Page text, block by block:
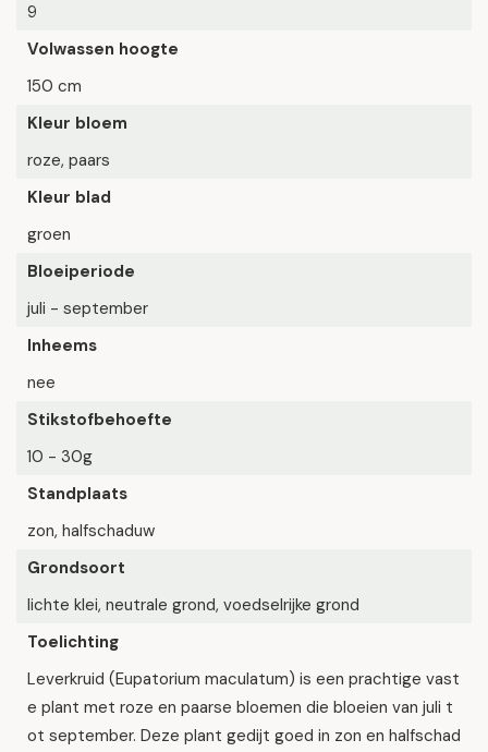
9
Volwassen hoogte
150 cm
Kleur bloem
roze, paars
Kleur blad
groen
Bloeiperiode
juli - september
Inheems
nee
Stikstofbehoefte
10 - 30g
Standplaats
zon, halfschaduw
Grondsoort
lichte klei, neutrale grond, voedselrijke grond
Toelichting
Leverkruid (Eupatorium maculatum) is een prachtige vast
e plant met roze en paarse bloemen die bloeien van juli t
ot september. Deze plant gedijt goed in zon en halfschad